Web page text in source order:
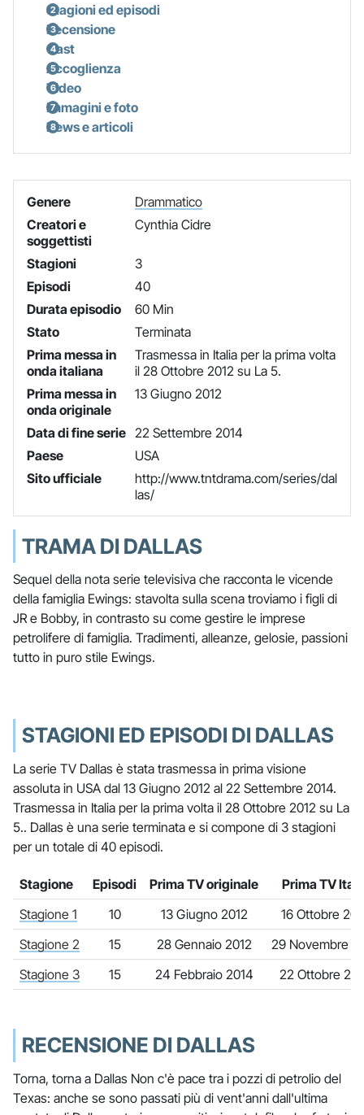
Stagioni ed episodi
Recensione
Cast
Accoglienza
Video
Immagini e foto
News e articoli
Genere
Drammatico
Creatori e
soggettisti
Cynthia Cidre
Stagioni
3
Episodi
40
Durata episodio
60 Min
Stato
Terminata
Prima messa in
onda italiana
Trasmessa in Italia per la prima volta
il 28 Ottobre 2012 su La 5.
Prima messa in
onda originale
13 Giugno 2012
Data di fine serie 22 Settembre 2014
Paese
USA
Sito ufficiale
http://www.tntdrama.com/series/dal
las/
TRAMA DI DALLAS
Sequel della nota serie televisiva che racconta le vicende
della famiglia Ewings: stavolta sulla scena troviamo i figli di
JR e Bobby, in contrasto su come gestire le imprese
petrolifere di famiglia. Tradimenti, alleanze, gelosie, passioni
tutto in puro stile Ewings.
STAGIONI ED EPISODI DI DALLAS
La serie TV Dallas è stata trasmessa in prima visione
assoluta in USA dal 13 Giugno 2012 al 22 Settembre 2014.
Trasmessa in Italia per la prima volta il 28 Ottobre 2012 su La
5.. Dallas è una serie terminata e si compone di 3 stagioni
per un totale di 40 episodi.
Stagione Episodi Prima TV originale
Prima TV
Stagione 1
10 13 Giugno 2012
16 Ottobre
Stagione 2
15 28 Gennaio 2012
29 Novembre
Stagione 3
15 24 Febbraio 2014 22 Ottobre
RECENSIONE DI DALLAS
Torna, torna a Dallas Non c'è pace tra i pozzi di petrolio del
Texas: anche se sono passati più di vent'anni dall'ultima